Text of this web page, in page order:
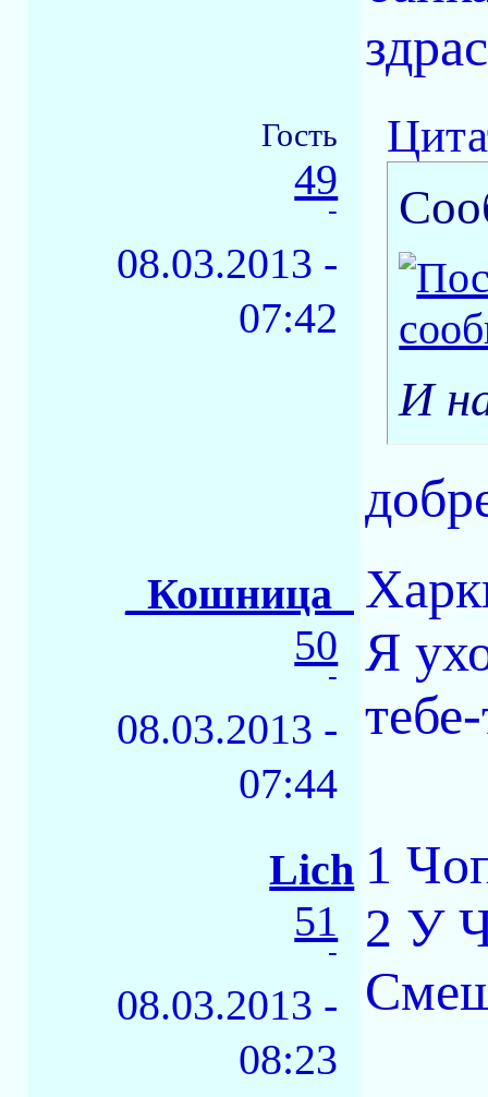
Гость
49
-
08.03.2013 -
07:42
И
_Кошница_
50
-
08.03.2013 -
07:44
Я
Lich
51
-
08.03.2013 -
08:23
1
2 У